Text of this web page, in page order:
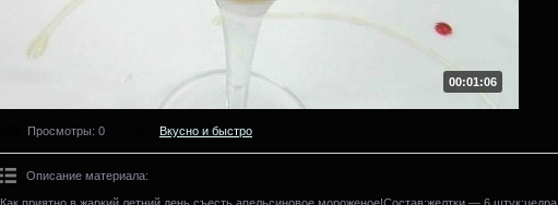
00:01:06
Просмотры: 0 Вкусно и быстро
Описание материала:
Как приятно в жаркий летний день съесть апельсиновое мороженое!Состав:желтки — 6 штук;цедра